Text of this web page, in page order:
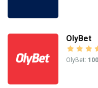
OlyBet
OlyBet: